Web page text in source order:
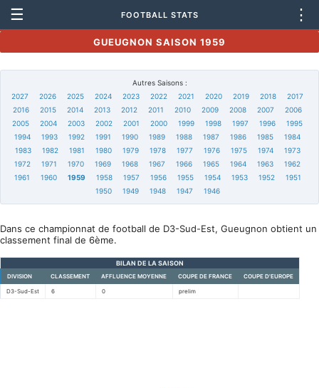
☰ FOOTBALL STATS ⋮
GUEUGNON SAISON 1959
Autres Saisons :
2027
2026 2025 2024 2023 2022 2021 2020 2019 2018
2017
2016
2015 2014 2013 2012 2011 2010 2009 2008 2007
2006
2005
2004 2003 2002 2001 2000 1999 1998 1997 1996
1995
1994
1993 1992 1991 1990 1989 1988 1987 1986 1985
1984
1983
1982 1981 1980 1979 1978 1977 1976 1975 1974
1973
1972
1971 1970 1969 1968 1967 1966 1965 1964 1963
1962
1961
1960 1959 1958 1957 1956 1955 1954 1953 1952
1951
1950
1949 1948 1947 1946
Dans ce championnat de football de D3-Sud-Est, Gueugnon obtient un
classement final de 6ème.
BILAN DE LA SAISON
DIVISION CLASSEMENT AFFLUENCE MOYENNE COUPE DE FRANCE COUPE D'EUROPE
D3-Sud-Est 6 0 prelim